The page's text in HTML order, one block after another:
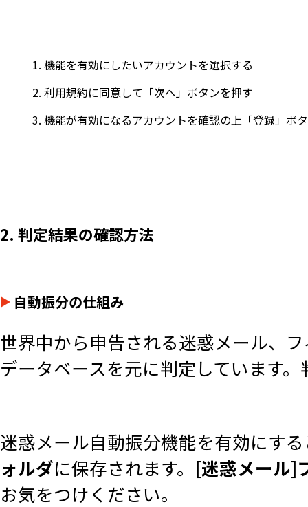
機能を有効にしたいアカウントを選択する
利用規約に同意して「次へ」ボタンを押す
機能が有効になるアカウントを確認の上「登録」ボ
2. 判定結果の確認方法
自動振分の仕組み
世界中から申告される迷惑メール、
データベースを元に判定しています
迷惑メール自動振分機能を有効にす
ォルダに保存されます。 [迷惑メール]
お気をつけください。